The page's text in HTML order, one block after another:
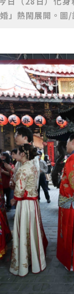
」熱鬧展開。圖